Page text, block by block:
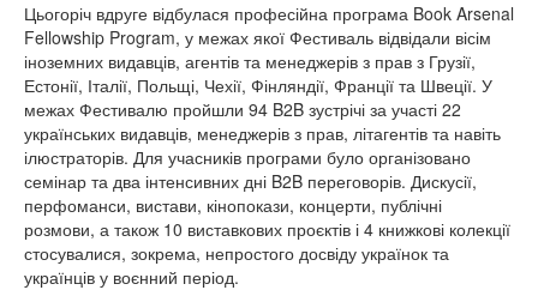
Цьогоріч вдруге відбулася професійна програма Book Arsenal
Fellowship Program, у межах якої Фестиваль відвідали вісім
іноземних видавців, агентів та менеджерів з прав з Грузії,
Естонії, Італії, Польщі, Чехії, Фінляндії, Франції та Швеції. У
межах Фестивалю пройшли 94 B2B зустрічі за участі 22
українських видавців, менеджерів з прав, літагентів та навіть
ілюстраторів. Для учасників програми було організовано
семінар та два інтенсивних дні B2B переговорів. Дискусії,
перфоманси, вистави, кінопокази, концерти, публічні
розмови, а також 10 виставкових проєктів і 4 книжкові колекції
стосувалися, зокрема, непростого досвіду українок та
українців у воєнний період.